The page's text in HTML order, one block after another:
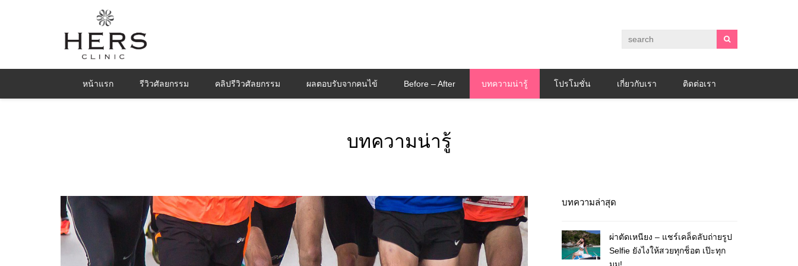
หน้าแรก รีวิวศัลยกรรม คลิปรีวิวศัลยกรรม ผลตอบรับจากคนไข้ Before – After บทความน่ารู้ โปรโมชั่น เกี่ยวกับเรา ติดต่อเรา
บทความน่ารู้
บทความล่าสุด
ผ่าตัดเหนียง – แชร์เคล็ดลับถ่ายรูป
Selfie ยังไงให้สวยทุกช็อต เป๊ะทุก